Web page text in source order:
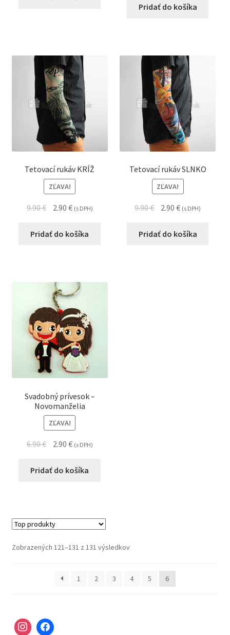
Pridať do košíka
Tetovací rukáv KRÍŽ
ZĽAVA!
9.90€ 2.90 € (s DPH)
Pridať do košíka
Tetovací rukáv SLNKO
ZĽAVA!
9.90€ 2.90€ (s DPH)
Pridať do košíka
Svadobný prívesok –
Novomanželia
ZĽAVA!
6.90€ 2.90 € (s DPH)
Pridať do košíka
Zobrazených 121–131 z 131 výsledkov
1 2 3 4 5 6